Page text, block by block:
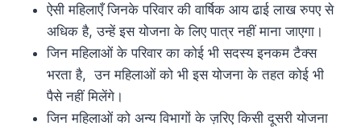
ऐसी महिलाएँ जिनके परिवार की वार्षिक आय ढाई लाख रुपए से
अधिक है, उन्हें इस योजना के लिए पात्र नहीं माना जाएगा।
जिन महिलाओं के परिवार का कोई भी सदस्य इनकम टैक्स
भरता है, उन महिलाओं को भी इस योजना के तहत कोई भी
पैसे नहीं मिलेंगे।
जिन महिलाओं को अन्य विभागों के ज़रिए किसी दूसरी योजना